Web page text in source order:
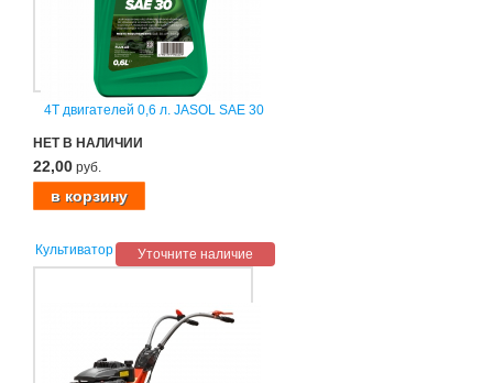
4T двигателей 0,6 л. JASOL SAE 30
НЕТ В НАЛИЧИИ
22,00 руб.
Уточните наличие
Культиватор